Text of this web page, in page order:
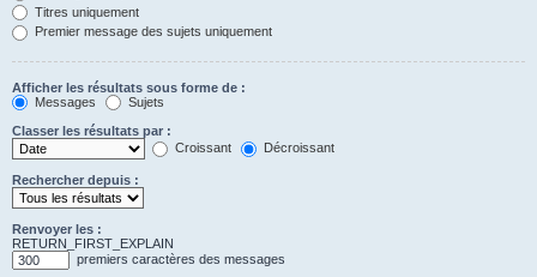
Titres uniquement
Premier message des sujets uniquement
Afficher les résultats sous forme de :
Messages
Sujets
Classer les résultats par :
Croissant
Décroissant
Rechercher depuis :
Renvoyer les :
RETURN_FIRST_EXPLAIN
premiers caractères des messages